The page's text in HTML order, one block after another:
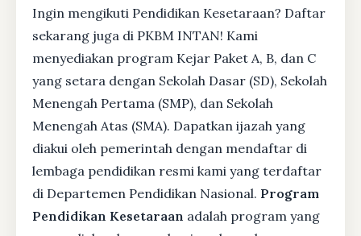
Ingin mengikuti Pendidikan Kesetaraan? Daftar
sekarang juga di PKBM INTAN! Kami
menyediakan program Kejar Paket A, B, dan C
yang setara dengan Sekolah Dasar (SD), Sekolah
Menengah Pertama (SMP), dan Sekolah
Menengah Atas (SMA). Dapatkan ijazah yang
diakui oleh pemerintah dengan mendaftar di
lembaga pendidikan resmi kami yang terdaftar
di Departemen Pendidikan Nasional. Program
Pendidikan Kesetaraan adalah program yang